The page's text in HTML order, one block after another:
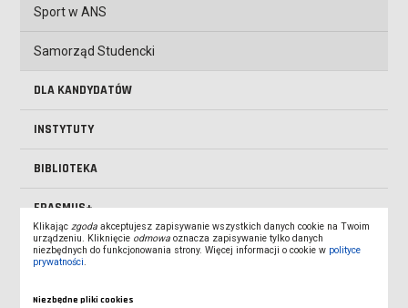
Sport w ANS
Samorząd Studencki
DLA KANDYDATÓW
INSTYTUTY
BIBLIOTEKA
ERASMUS+
AKADEMIA DZIECIĘCA
Klikajączgoda akceptujesz zapisywanie wszystkich danych cookie na Twoim
urządzeniu. Kliknięcie odmowa oznacza zapisywanie tylko danych
niezbędnych do funkcjonowania strony. Więcej informacji o cookie w polityce
prywatności.
Niezbędne pliki cookies